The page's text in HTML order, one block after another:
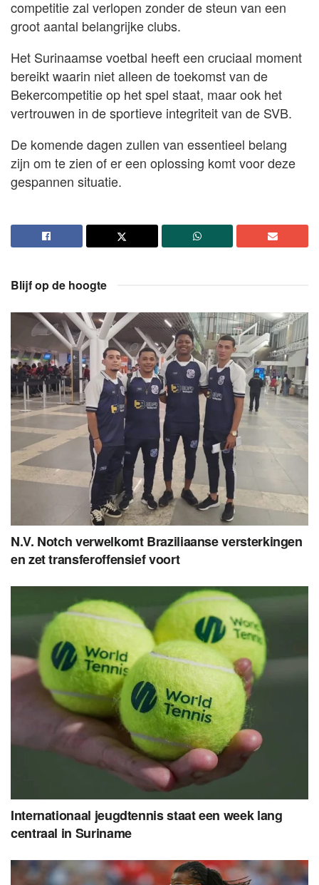
competitie zal verlopen zonder de steun van een
groot aantal belangrijke clubs.
Het Surinaamse voetbal heeft een cruciaal moment
bereikt waarin niet alleen de toekomst van de
Bekercompetitie op het spel staat, maar ook het
vertrouwen in de sportieve integriteit van de SVB.
De komende dagen zullen van essentieel belang
zijn om te zien of er een oplossing komt voor deze
gespannen situatie.
Blijf op de hoogte
N.V. Notch verwelkomt Braziliaanse versterkingen
en zet transferoffensief voort
Internationaal jeugdtennis staat een week lang
centraal in Suriname